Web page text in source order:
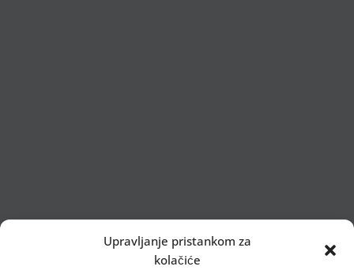
Upravljanje pristankom za
kolačiće